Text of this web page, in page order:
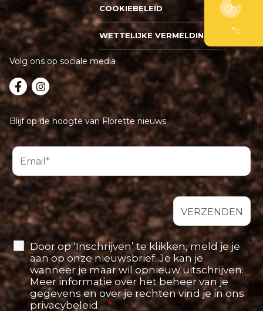
°c
COOKIEBELEID
WETTELIJKE VERMELDINGEN
Volg ons op sociale media
Blijf op de hoogte van Florette nieuws
Door op ‘Inschrijven’ te klikken, meld je je
aan op onze nieuwsbrief. Je kan je
wanneer je maar wil opnieuw uitschrijven.
Meer informatie over het beheer van je
gegevens en over je rechten vind je in ons
privacybeleid. *